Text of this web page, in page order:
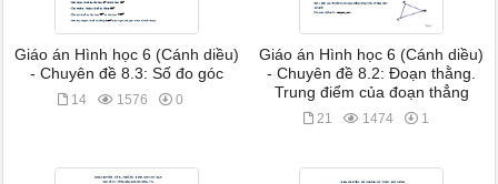
Giáo án Hình học 6 (Cánh diều)
- Chuyên đề 8.3: Số đo góc
14 1576 0
Giáo án Hình học 6 (Cánh diều)
- Chuyên đề 8.2: Đoạn thằng.
Trung điểm của đoạn thẳng
21 1474 1